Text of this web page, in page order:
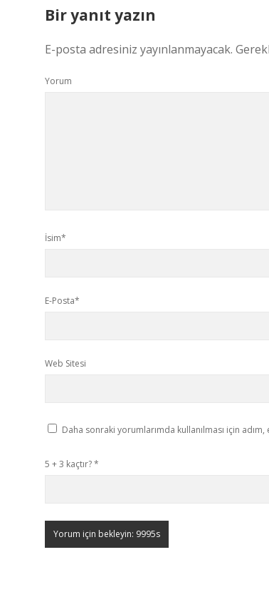
Bir yanıt yazın
E-posta adresiniz yayınlanmayacak.
Yorum
İsim*
E-Posta*
Web Sitesi
Daha sonraki yorumlarımda kullanılması için
5 + 3 kaçtır?*